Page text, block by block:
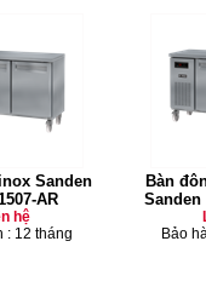
Sanden
AR
hệ
: 12 tháng
Bàn
Sanden
Bảo